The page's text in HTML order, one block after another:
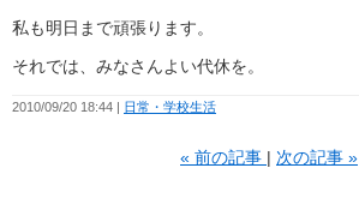
私も明日まで頑張ります。
それでは、みなさんよい代休を。
2010/09/20 18:44 日常・学校生活
« 前の記事 次の記事 »